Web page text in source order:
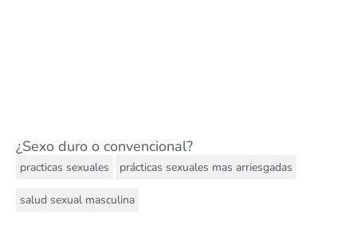
¿Sexo duro o convencional?
practicas sexuales prácticas sexuales mas arriesgadas
salud sexual masculina